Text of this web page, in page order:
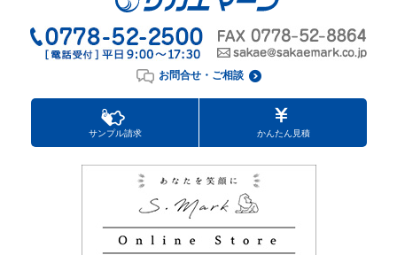
お問合せ・ご相談
サンプル請求 かんたん見積